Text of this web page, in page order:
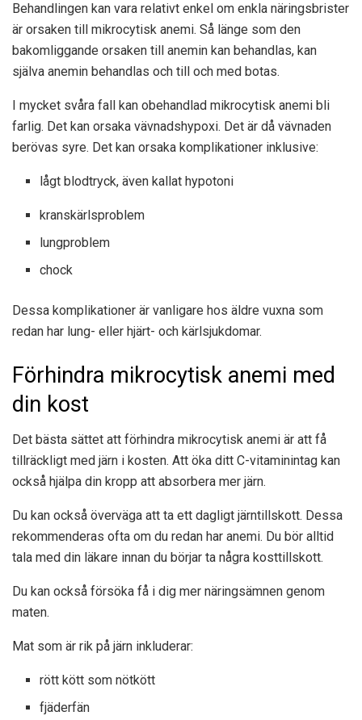
Behandlingen kan vara relativt enkel om enkla näringsbrister
är orsaken till mikrocytisk anemi. Så länge som den
bakomliggande orsaken till anemin kan behandlas, kan
själva anemin behandlas och till och med botas.
I mycket svåra fall kan obehandlad mikrocytisk anemi bli
farlig. Det kan orsaka vävnadshypoxi. Det är då vävnaden
berövas syre. Det kan orsaka komplikationer inklusive:
lågt blodtryck, även kallat hypotoni
kranskärlsproblem
lungproblem
chock
Dessa komplikationer är vanligare hos äldre vuxna som
redan har lung- eller hjärt- och kärlsjukdomar.
Förhindra mikrocytisk anemi med
din kost
Det bästa sättet att förhindra mikrocytisk anemi är att få
tillräckligt med järn i kosten. Att öka ditt C-vitaminintag kan
också hjälpa din kropp att absorbera mer järn.
Du kan också överväga att ta ett dagligt järntillskott. Dessa
rekommenderas ofta om du redan har anemi. Du bör alltid
tala med din läkare innan du börjar ta några kosttillskott.
Du kan också försöka få i dig mer näringsämnen genom
maten.
Mat som är rik på järn inkluderar:
rött kött som nötkött
fjäderfän